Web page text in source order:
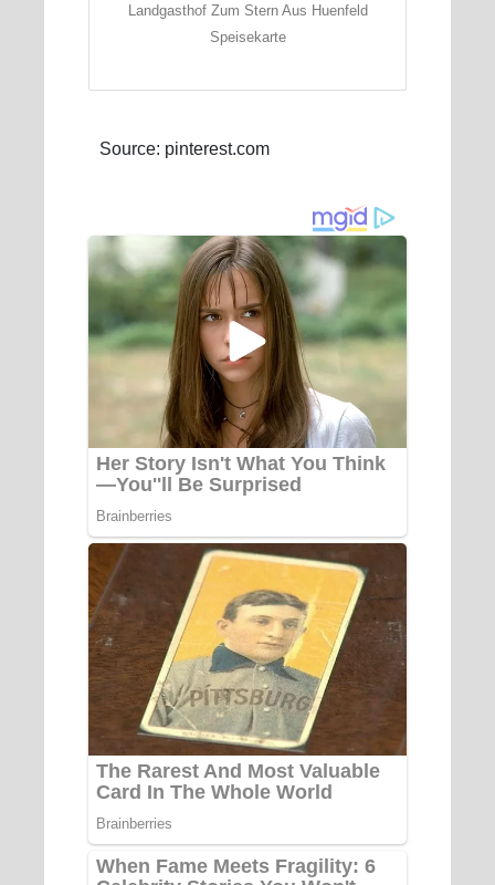
Landgasthof Zum Stern Aus Huenfeld
Speisekarte
Source: pinterest.com